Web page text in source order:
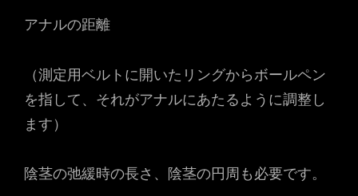
アナルの距離
（測定用ベルトに開いたリングからボールペン
を指して、それがアナルにあたるように調整し
ます）
陰茎の弛緩時の長さ、陰茎の円周も必要です。